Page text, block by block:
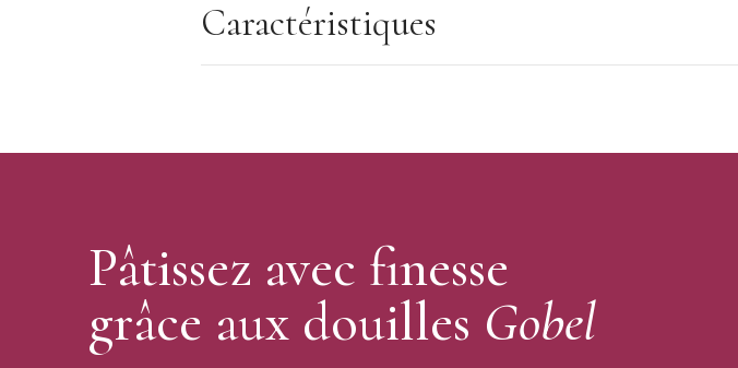
Douille sur cartonnette
Entretien : passe au lave-vaisselle
Caractéristiques
Pâtissez avec finesse
grâce aux douilles Gobel